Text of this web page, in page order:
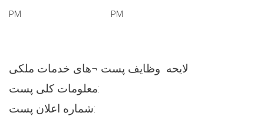
PM PM
لایحه وظایف پست ¬های خدمات ملکی
معلومات کلی پست:
شماره اعلان پست: